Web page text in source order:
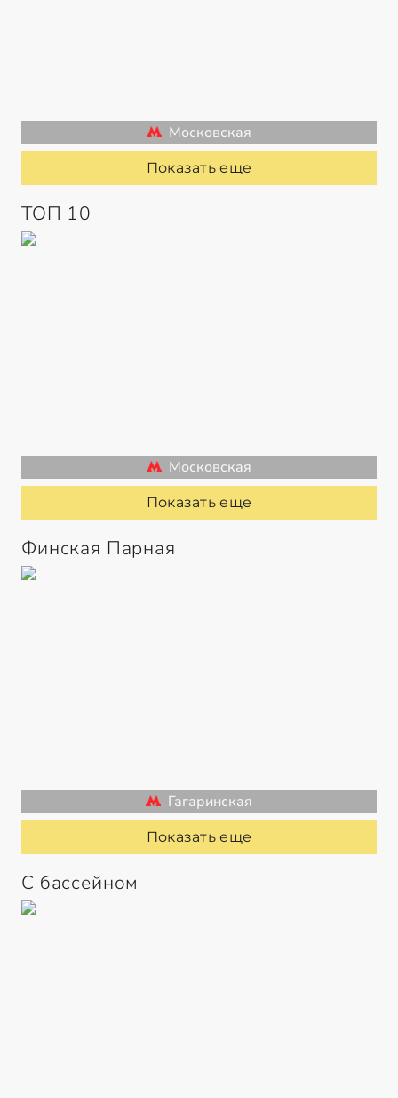
Московская
Показать еще
ТОП 10
Московская
Показать еще
Финская Парная
Гагаринская
Показать еще
С бассейном